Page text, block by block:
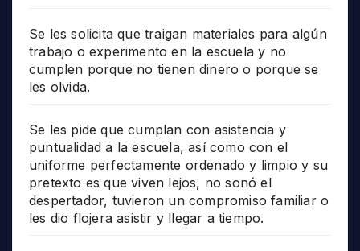
Se les solicita que traigan materiales para algún
trabajo o experimento en la escuela y no
cumplen porque no tienen dinero o porque se
les olvida.
Se les pide que cumplan con asistencia y
puntualidad a la escuela, así como con el
uniforme perfectamente ordenado y limpio y su
pretexto es que viven lejos, no sonó el
despertador, tuvieron un compromiso familiar o
les dio flojera asistir y llegar a tiempo.